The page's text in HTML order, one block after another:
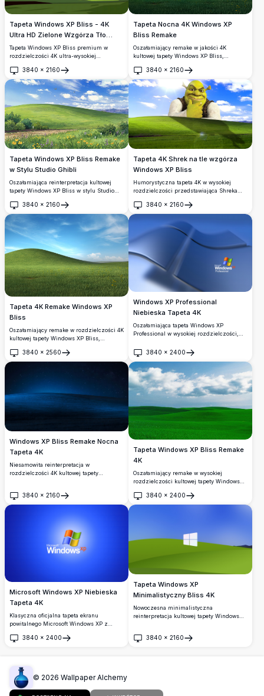
Tapeta Windows XP Bliss - 4K
Ultra HD Zielone Wzgórza Tło
Pulpitu
Tapeta Windows XP Bliss premium w
rozdzielczości 4K ultra-wysokiej
zielone faliste wzgórza i nieskazitelnie
błękitne niebo z puszystymi chmurami.
Idealne tło pulpitu w wysokiej
rozdzielczości dla monitorów
panoramicznych i nowoczesnych
wyświetlaczy.
3840 × 2160
Otwórz
Tapeta Nocna 4K Windows XP
Bliss Remake
Oszałamiający remake w jakości 4K
kultowej tapety Windows XP Bliss,
bujne zielone wzgórze z żółtymi dzikimi
kwiatami pod zapierającym dech w
piersiach gwiaździstym głęboko
niebieskim niebem z odległymi
świecącymi chmurami.
3840 × 2160
Otwórz
Tapeta Windows XP Bliss Remake
w Stylu Studio Ghibli
Oszałamiająca reinterpretacja kultowej
tapety Windows XP Bliss w stylu Studio
przedstawiająca faliste zielone wzgórza,
polne kwiaty, leśne duchy oraz żywe
błękitne niebo z puszystymi białymi
chmurami.
3840 × 2160
Otwórz
Tapeta 4K Shrek na tle wzgórza
Windows XP Bliss
Humorystyczna tapeta 4K w wysokiej
rozdzielczości przedstawiająca Shreka
wzgórza Windows XP Bliss. Idealna do
personalizacji pulpitu, łącząca klasyczną
nostalgię z ukochaną animacją
DreamWorks.
3840 × 2160
Otwórz
Tapeta 4K Remake Windows XP
Bliss
Oszałamiający remake w rozdzielczości 4K
kultowej tapety Windows XP Bliss,
bujną łąkę z żółtymi polnymi kwiatami
oraz piękne błękitne niebo z delikatnymi,
pierzastymi chmurami.
3840 × 2560
Otwórz
Windows XP Professional
Niebieska Tapeta 4K
Oszałamiająca tapeta Windows XP
Professional w wysokiej rozdzielczości,
Windows w eleganckim, płynnym
projekcie 3D. Idealna dla nostalgicznych
teł pulpitu o eleganckim, profesjonalnym
wyglądzie.
3840 × 2400
Otwórz
Windows XP Bliss Remake Nocna
Tapeta 4K
Niesamowita reinterpretacja w
rozdzielczości 4K kultowej tapety
blasku księżyca pod zapierającym dech w
piersiach gwiaździstym, głęboko
nastrojowy nocny krajobraz.
3840 × 2160
Otwórz
Tapeta Windows XP Bliss Remake
4K
Oszałamiający remake w wysokiej
rozdzielczości kultowej tapety Windows
zielone wzgórza pod jasnym błękitnym
niebem z puszystymi białymi chmurami.
3840 × 2400
Otwórz
Microsoft Windows XP Niebieska
Tapeta 4K
Klasyczna oficjalna tapeta ekranu
powitalnego Microsoft Windows XP z
Windows na żywym niebieskim tle
3840 × 2400
Otwórz
Tapeta Windows XP
Minimalistyczny Bliss 4K
Nowoczesna minimalistyczna
reinterpretacja kultowej tapety Windows
zielonych wzgórz pod żywym błękitnym
3840 × 2160
Otwórz
© 2026 Wallpaper Alchemy